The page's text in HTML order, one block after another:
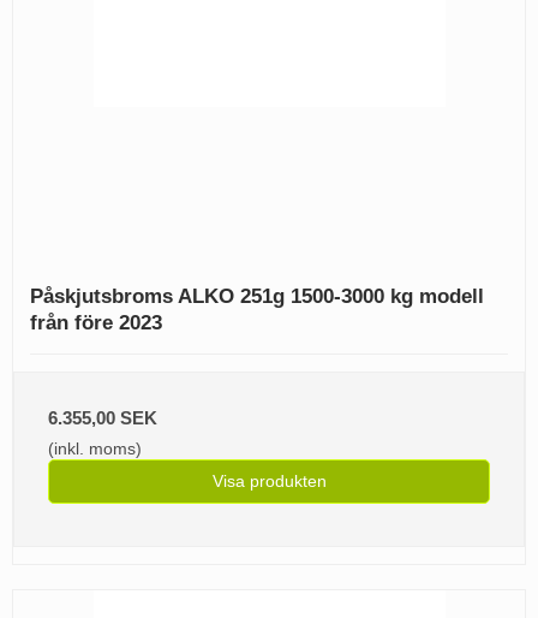
Påskjutsbroms ALKO 251g 1500-3000 kg modell
från före 2023
6.355,00 SEK
(inkl. moms)
Visa produkten